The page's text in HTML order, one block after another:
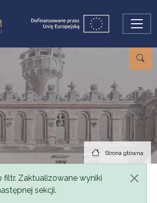
Strona główna
filtr. Zaktualizowane wyniki
sekcji.